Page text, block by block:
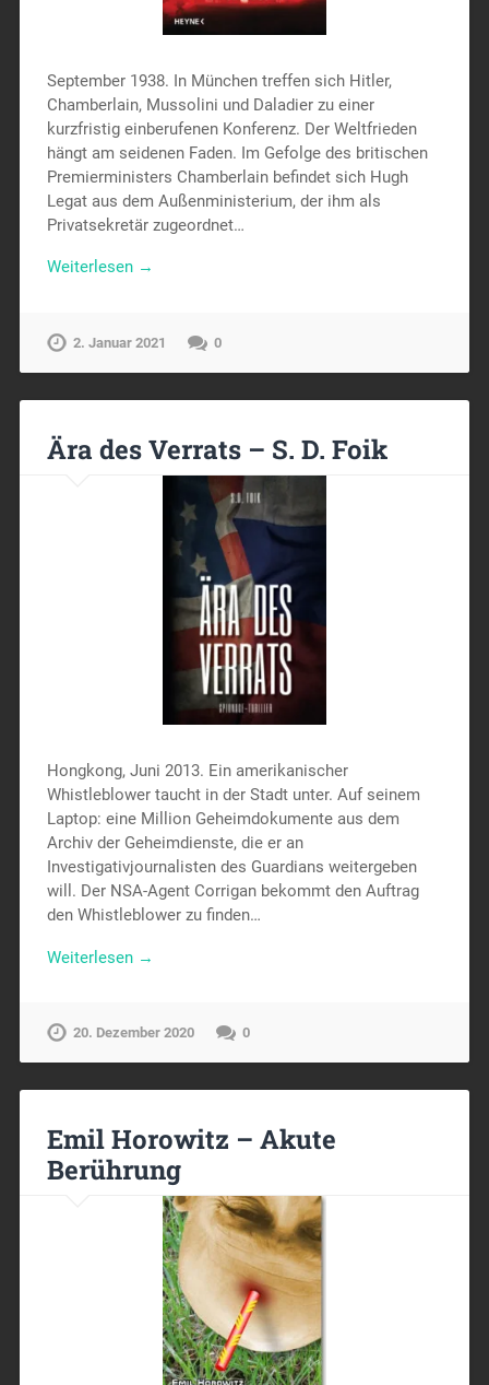
September 1938. In München treffen sich Hitler,
Chamberlain, Mussolini und Daladier zu einer
kurzfristig einberufenen Konferenz. Der Weltfrieden
hängt am seidenen Faden. Im Gefolge des britischen
Premierministers Chamberlain befindet sich Hugh
Legat aus dem Außenministerium, der ihm als
Privatsekretär zugeordnet…
Weiterlesen →
2. Januar 2021 0
Ära des Verrats – S. D. Foik
Hongkong, Juni 2013. Ein amerikanischer
Whistleblower taucht in der Stadt unter. Auf seinem
Laptop: eine Million Geheimdokumente aus dem
Archiv der Geheimdienste, die er an
Investigativjournalisten des Guardians weitergeben
will. Der NSA-Agent Corrigan bekommt den Auftrag
den Whistleblower zu finden…
Weiterlesen →
20. Dezember 2020 0
Emil Horowitz – Akute
Berührung